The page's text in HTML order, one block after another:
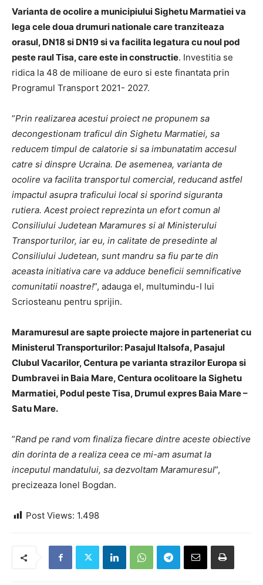
Varianta de ocolire a municipiului Sighetu Marmatiei va
lega cele doua drumuri nationale care tranziteaza
orasul, DN18 si DN19 si va facilita legatura cu noul pod
peste raul Tisa, care este in constructie. Investitia se
ridica la 48 de milioane de euro si este finantata prin
Programul Transport 2021- 2027.
”Prin realizarea acestui proiect ne propunem sa
decongestionam traficul din Sighetu Marmatiei, sa
reducem timpul de calatorie si sa imbunatatim accesul
catre si dinspre Ucraina. De asemenea, varianta de
ocolire va facilita transportul comercial, reducand astfel
impactul asupra traficului local si sporind siguranta
rutiera. Acest proiect reprezinta un efort comun al
Consiliului Judetean Maramures si al Ministerului
Transporturilor, iar eu, in calitate de presedinte al
Consiliului Judetean, sunt mandru sa fiu parte din
aceasta initiativa care va adduce beneficii semnificative
comunitatii noastre!”, adauga el, multumindu-I lui
Scriosteanu pentru sprijin.
Maramuresul are sapte proiecte majore in parteneriat cu
Ministerul Transporturilor: Pasajul Italsofa, Pasajul
Clubul Vacarilor, Centura pe varianta strazilor Europa si
Dumbravei in Baia Mare, Centura ocolitoare la Sighetu
Marmatiei, Podul peste Tisa, Drumul expres Baia Mare –
Satu Mare.
”Rand pe rand vom finaliza fiecare dintre aceste obiective
din dorinta de a realiza ceea ce mi-am asumat la
inceputul mandatului, sa dezvoltam Maramuresul”,
precizeaza Ionel Bogdan.
Post Views: 1.498